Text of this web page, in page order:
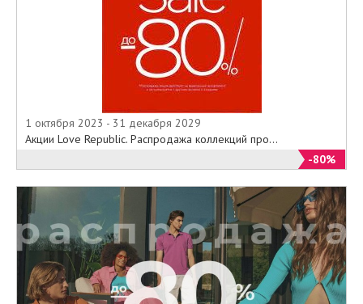
Все правила обращения с
подарочными сертификатами
успешно действуют еще с 15
декабря 2007 года для всех
фирменных салонов FinnFlare в
1 октября 2023 - 31 декабря 2029
Акции Love Republic. Распродажа коллекций про...
-80%